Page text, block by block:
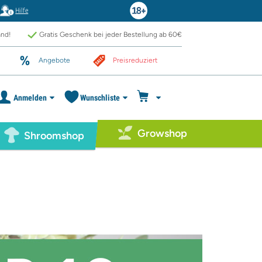
Hilfe
Gratis Geschenk bei jeder Bestellung ab 60€
Angebote Preisreduziert
Anmelden Wunschliste
Shroomshop Growshop